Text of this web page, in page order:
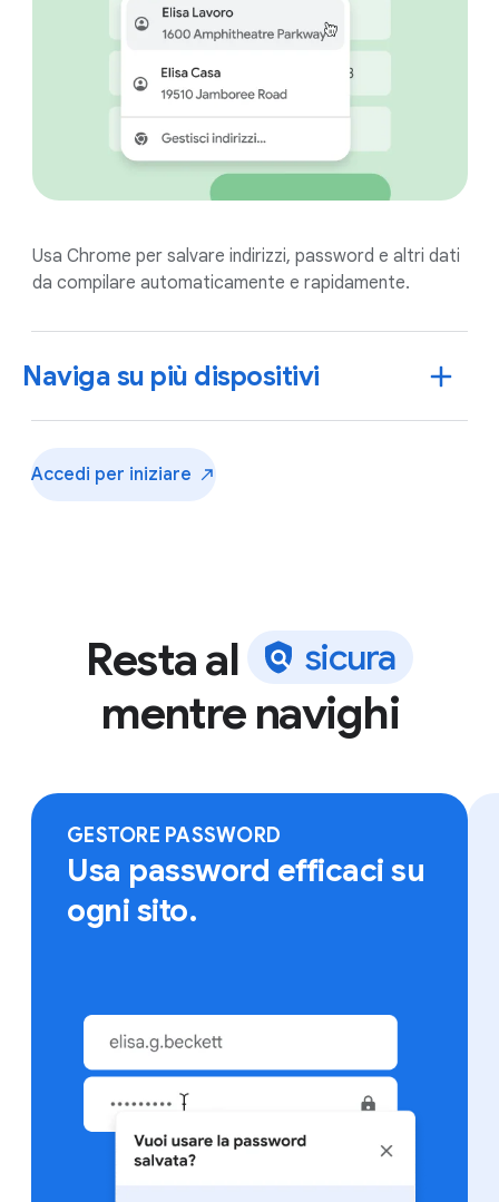
Usa Chrome per salvare indirizzi, password e altri dati
da compilare automaticamente e rapidamente.
Naviga su più dispositivi
preferiti, password salvate e altri dati.
Accedi per iniziare
Resta al sicura
mentre navighi
GESTORE PASSWORD
Usa password efficaci su
ogni sito.